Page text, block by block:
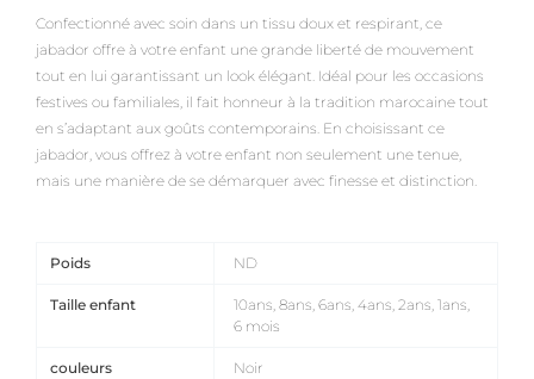
Confectionné avec soin dans un tissu doux et respirant, ce
jabador offre à votre enfant une grande liberté de mouvement
tout en lui garantissant un look élégant. Idéal pour les occasions
festives ou familiales, il fait honneur à la tradition marocaine tout
en s’adaptant aux goûts contemporains. En choisissant ce
jabador, vous offrez à votre enfant non seulement une tenue,
mais une manière de se démarquer avec finesse et distinction.
Poids ND
Taille enfant
10ans, 8ans, 6ans, 4ans, 2ans, 1ans,
6 mois
couleurs Noir